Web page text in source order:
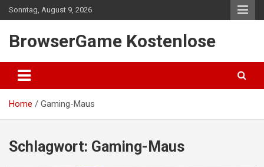
Skip
to
Sonntag, August 9, 2026
BrowserGame Kostenlose
Home Gaming-Maus
Schlagwort: Gaming-Maus